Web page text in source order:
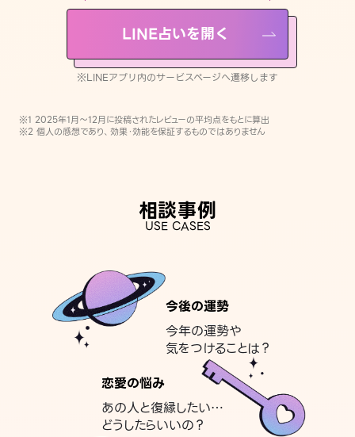
LINE占いを開く
※LINEアプリ内のサービスページへ遷移します
※1 2025年1月〜12月に投稿されたレビューの平均点をもとに算出
※2 個人の感想であり、効果・効能を保証するものではありません
相談事例
USE CASES
今後の運勢
今年の運勢や
気をつけることは？
恋愛の悩み
あの人と復縁したい…
どうしたらいいの？